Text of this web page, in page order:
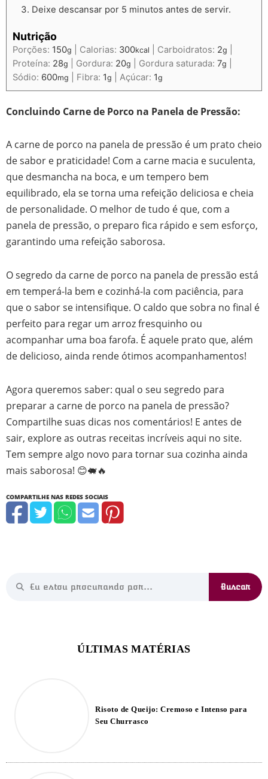
Deixe descansar por 5 minutos antes de servir.
Nutrição
Porções: 150g Calorias: 300kcal Carboidratos: 2g
Proteína: 28g Gordura: 20g Gordura saturada: 7g
Sódio: 600mg Fibra: 1g Açúcar: 1g
Concluindo Carne de Porco na Panela de Pressão:
A carne de porco na panela de pressão é um prato cheio
de sabor e praticidade! Com a carne macia e suculenta,
que desmancha na boca, e um tempero bem
equilibrado, ela se torna uma refeição deliciosa e cheia
de personalidade. O melhor de tudo é que, com a
panela de pressão, o preparo fica rápido e sem esforço,
garantindo uma refeição saborosa.
O segredo da carne de porco na panela de pressão está
em temperá-la bem e cozinhá-la com paciência, para
que o sabor se intensifique. O caldo que sobra no final é
perfeito para regar um arroz fresquinho ou
acompanhar uma boa farofa. É aquele prato que, além
de delicioso, ainda rende ótimos acompanhamentos!
Agora queremos saber: qual o seu segredo para
preparar a carne de porco na panela de pressão?
Compartilhe suas dicas nos comentários! E antes de
sair, explore as outras receitas incríveis aqui no site.
Tem sempre algo novo para tornar sua cozinha ainda
mais saborosa! 😊🐖🔥
Risoto de Queijo: Cremoso e Intenso para
Seu Churrasco